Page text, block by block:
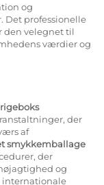
og
professionelle
den velegnet til
værdier og
der
af
smykkemballage
der
og
internationale